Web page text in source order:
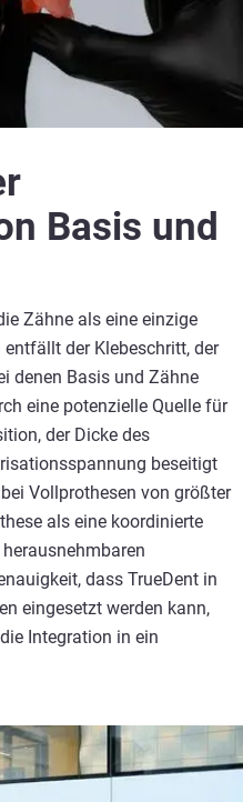
Basis und
Zähne als eine einzige
der Klebeschritt, der
denen Basis und Zähne
eine potenzielle Quelle für
der Dicke des
beseitigt
Vollprothesen von größter
als eine koordinierte
dass TrueDent in
eingesetzt werden kann,
Integration in ein